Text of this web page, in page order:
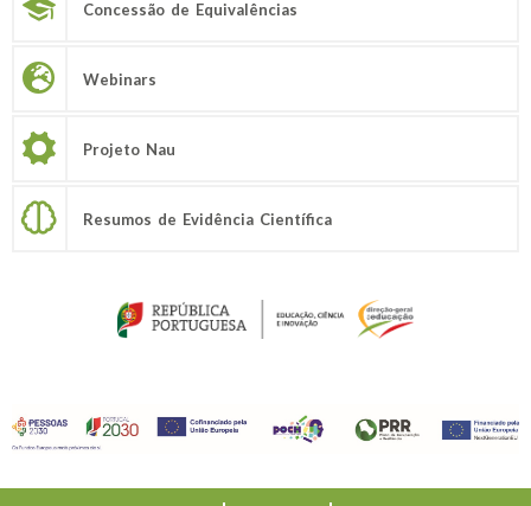
Concessão de Equivalências
Webinars
Projeto Nau
Resumos de Evidência Científica